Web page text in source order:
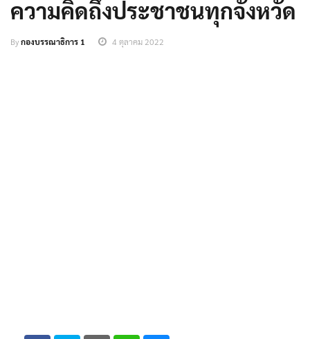
ความคิดถึงประชาชนทุกจังหวัด
Byกองบรรณาธิการ 1 4 ตุลาคม 2022